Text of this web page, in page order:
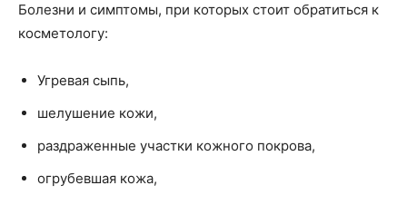
Болезни и симптомы, при которых стоит обратиться к
косметологу:
Угревая сыпь,
шелушение кожи,
раздраженные участки кожного покрова,
огрубевшая кожа,